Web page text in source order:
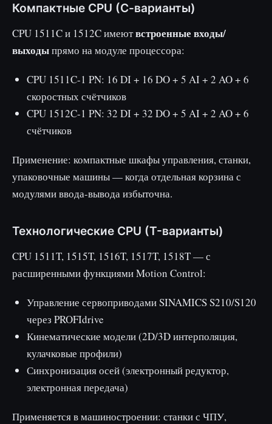
Компактные CPU (С-варианты)
CPU 1511C и 1512C имеютвстроенные входы/
выходыпрямо на модуле процессора:
CPU 1511C-1 PN: 16 DI + 16 DO + 5 AI + 2 AO + 6
скоростных счётчиков
CPU 1512C-1 PN: 32 DI + 32 DO + 5 AI + 2 AO + 6
счётчиков
Применение: компактные шкафы управления, станки,
упаковочные машины — когда отдельная корзина с
модулями ввода-вывода избыточна.
Технологические CPU (T-варианты)
CPU 1511T, 1515T, 1516T, 1517T, 1518T — с
расширенными функциями Motion Control:
Управление сервоприводами SINAMICS S210/S120
через PROFIdrive
Кинематические модели (2D/3D интерполяция,
кулачковые профили)
Синхронизация осей (электронный редуктор,
электронная передача)
Применяется в машиностроении: станки с ЧПУ,